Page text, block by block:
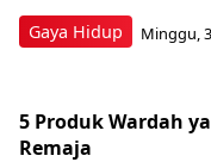
Gaya Hidup Minggu,
5 Produk Wardah
Remaja